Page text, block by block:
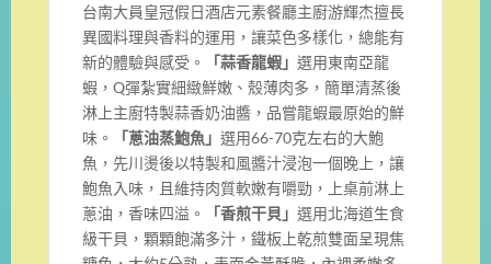
台南大員皇冠假日酒店元素餐廳主廚游輝杰擅長
異國料理與香料的運用，讓菜色多樣化，總能有
新的體驗與感受。
「蒜香龍蝦」 選用東南亞龍
蝦，Q彈紮實細緻鮮嫩、殼薄肉多，簡單清蒸後
淋上主廚特製蒜香奶油醬，品嘗龍蝦最原始的鮮
味。
「蔥油蒸鮑魚」 選用66-70克左右的大鮑
魚，先川燙後以特製和風醬汁浸泡一個晚上，讓
鮑魚入味，且維持肉質軟嫩有嚼勁，上桌前淋上
蔥油，香味四溢。
「香煎干貝」 選用北海道生食
級干貝，顆顆飽滿多汁，鐵板上乾煎雙面呈現焦